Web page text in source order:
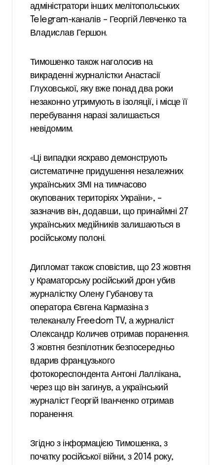
адміністратори інших мелітопольських
Telegram-каналів – Георгій Левченко та
Владислав Гершон.
Тимошенко також наголосив на
викраденні журналістки Анастасії
Глуховської, яку вже понад два роки
незаконно утримують в ізоляції, і місце її
перебування наразі залишається
невідомим.
«Ці випадки яскраво демонструють
систематичне придушення незалежних
українських ЗМІ на тимчасово
окупованих територіях України», –
зазначив він, додавши, що принаймні 27
українських медійників залишаються в
російському полоні.
Дипломат також сповістив, що 23 жовтня
у Краматорську російський дрон убив
журналістку Олену Губанову та
оператора Євгена Кармазіна з
телеканалу Freedom TV, а журналіст
Олександр Количев отримав поранення.
3 жовтня безпілотник безпосередньо
вдарив французького
фотокореспондента Антоні Лаллікана,
через що він загинув, а український
журналіст Георгій Іванченко отримав
поранення.
Згідно з інформацією Тимошенка, з
початку російської війни, з 2014 року,